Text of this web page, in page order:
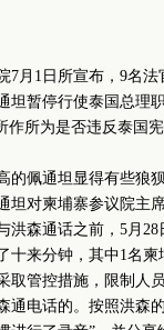
1日所宣布，9名法
暂停行使泰国总理
所为是否违反泰国
佩通坦显得有些狼
坦对柬埔寨参议院主
洪森通话之前，5月
来分钟，其中1名柬
管控措施，限制人员
电话的。按照洪森的